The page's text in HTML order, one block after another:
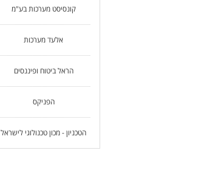
קונסיסט מערכות בע"מ
אלעד מערכות
הראל ביטוח ופיננסים
הפניקס
הטכניון - מכון טכנולוגי לישראל